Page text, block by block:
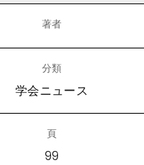
学会ニュース
99